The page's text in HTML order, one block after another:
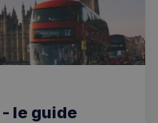
le guide